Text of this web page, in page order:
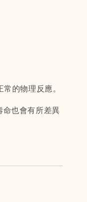
的物理反應。
命也會有所差異